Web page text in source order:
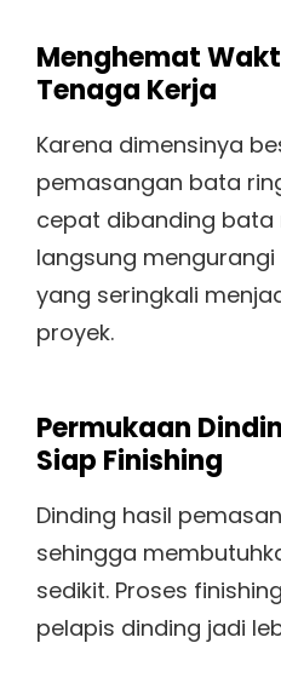
Menghemat
Tenaga Kerja
Karena dimensinya
pemasangan bata
cepat dibanding bata
langsung
yang seringkali
proyek.
Permukaan
Siap Finishing
Dinding hasil
sehingga
sedikit. Proses
pelapis dinding jadi